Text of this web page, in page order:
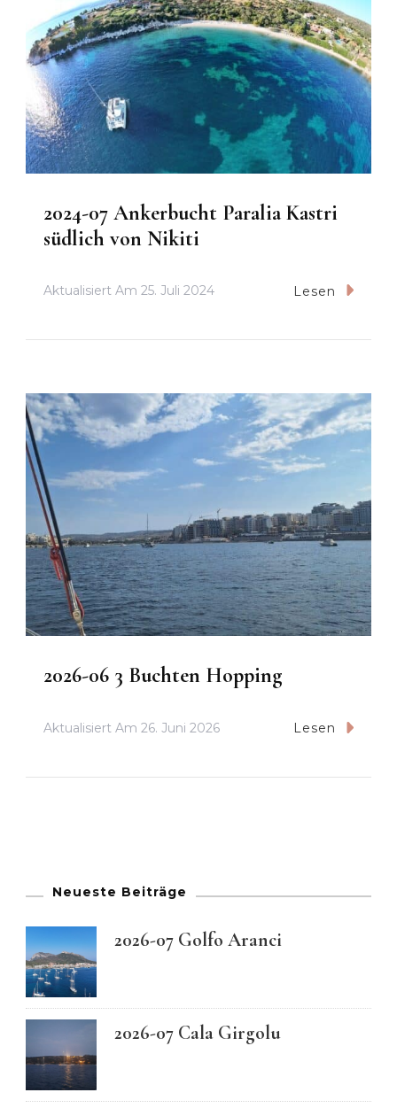
2024-07 Ankerbucht Paralia Kastri
südlich von Nikiti
Aktualisiert Am 25. Juli 2024 Lesen
2026-06 3 Buchten Hopping
Aktualisiert Am 26. Juni 2026 Lesen
Neueste Beiträge
2026-07 Golfo Aranci
2026-07 Cala Girgolu